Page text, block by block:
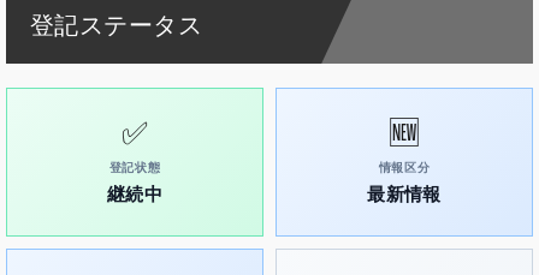
登記ステータス
✅
登記状態
継続中
🆕
情報区分
最新情報